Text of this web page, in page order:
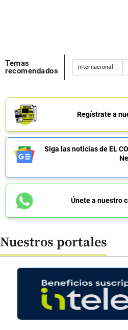
Temas
recomendados
Internacional
Regístrate a
Siga las noticias de EL
Únete a nuestro
Nuestros portales